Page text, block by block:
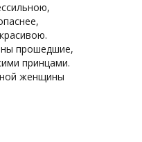
прошедшие,
принцами.
женщины